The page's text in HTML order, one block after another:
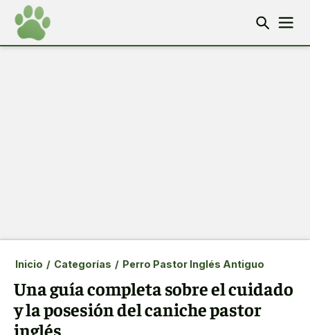
Inicio / Categorías / Perro Pastor Inglés Antiguo
Una guía completa sobre el cuidado
y la posesión del caniche pastor
inglés